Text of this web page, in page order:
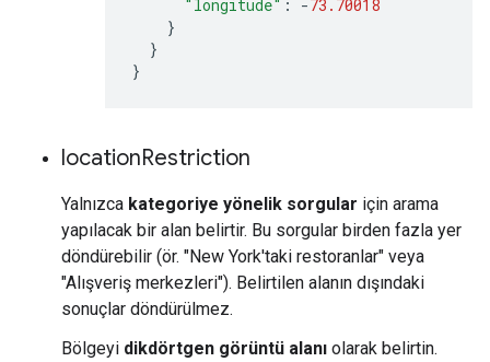
"longitude" : -73.70018
}
}
}
locationRestriction
Yalnızca kategoriye yönelik sorgular için arama
yapılacak bir alan belirtir. Bu sorgular birden fazla yer
döndürebilir (ör. "New York'taki restoranlar" veya
"Alışveriş merkezleri"). Belirtilen alanın dışındaki
sonuçlar döndürülmez.
Bölgeyi dikdörtgen görüntü alanı olarak belirtin.